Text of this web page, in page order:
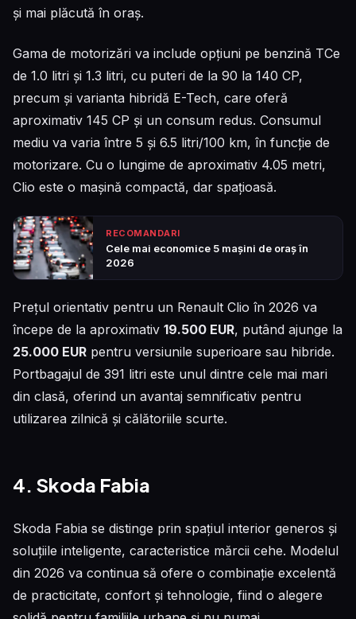
și mai plăcută în oraș.
Gama de motorizări va include opțiuni pe benzină TCe
de 1.0 litri și 1.3 litri, cu puteri de la 90 la 140 CP,
precum și varianta hibridă E-Tech, care oferă
aproximativ 145 CP și un consum redus. Consumul
mediu va varia între 5 și 6.5 litri/100 km, în funcție de
motorizare. Cu o lungime de aproximativ 4.05 metri,
Clio este o mașină compactă, dar spațioasă.
RECOMANDARI
Cele mai economice 5 mașini de oraș în
2026
Prețul orientativ pentru un Renault Clio în 2026 va
începe de la aproximativ 19.500 EUR, putând ajunge la
25.000 EUR pentru versiunile superioare sau hibride.
Portbagajul de 391 litri este unul dintre cele mai mari
din clasă, oferind un avantaj semnificativ pentru
utilizarea zilnică și călătoriile scurte.
4. Skoda Fabia
Skoda Fabia se distinge prin spațiul interior generos și
soluțiile inteligente, caracteristice mărcii cehe. Modelul
din 2026 va continua să ofere o combinație excelentă
de practicitate, confort și tehnologie, fiind o alegere